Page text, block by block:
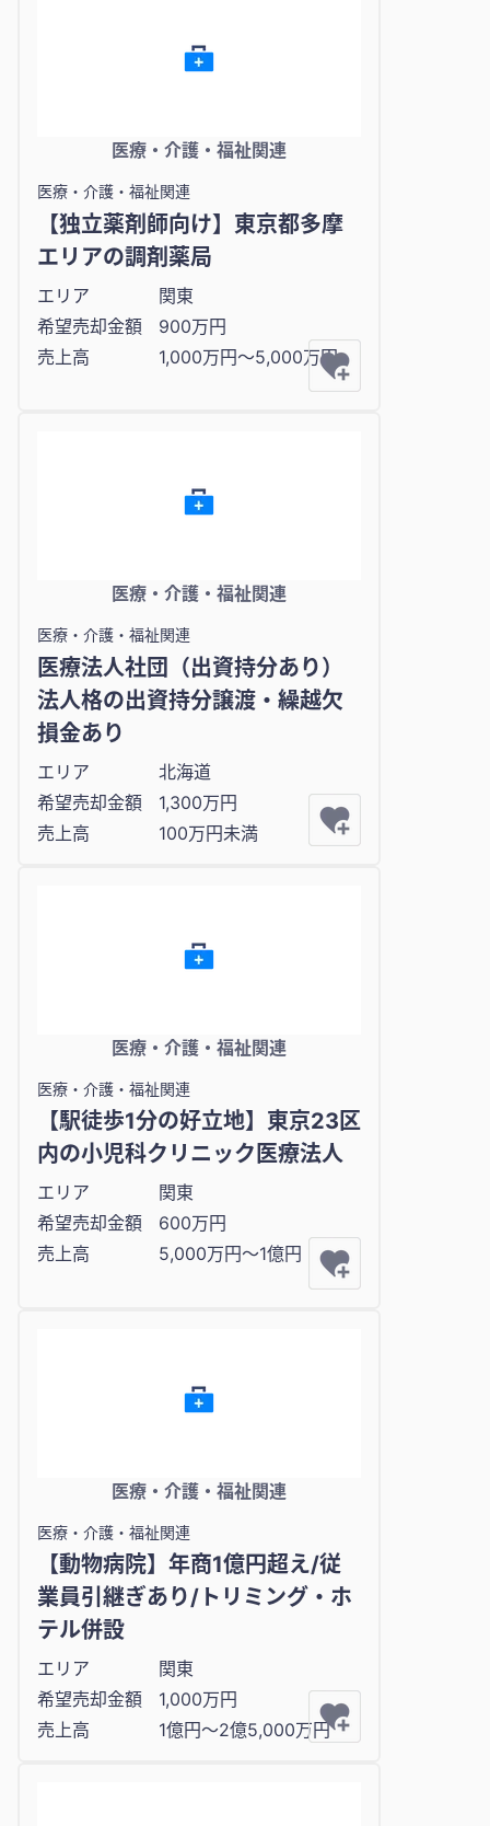
医療・介護・福祉関連
医療・介護・福祉関連
【独立薬剤師向け】東京都多摩
エリアの調剤薬局
エリア
関東
希望売却金額
900万円
売上高
1,000万円〜5,000万円
医療・介護・福祉関連
医療・介護・福祉関連
医療法人社団（出資持分あり）
法人格の出資持分譲渡・繰越欠
損金あり
エリア
北海道
希望売却金額
1,300万円
売上高
100万円未満
医療・介護・福祉関連
医療・介護・福祉関連
【駅徒歩1分の好立地】東京23区
内の小児科クリニック医療法人
エリア
関東
希望売却金額
600万円
売上高
5,000万円〜1億円
医療・介護・福祉関連
医療・介護・福祉関連
【動物病院】年商1億円超え/従
業員引継ぎあり/トリミング・ホ
テル併設
エリア
関東
希望売却金額
1,000万円
売上高
1億円〜2億5,000万円